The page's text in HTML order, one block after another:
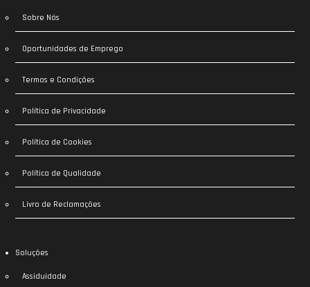
Sobre Nós
Oportunidades de Emprego
Termos e Condições
Política de Privacidade
Política de Cookies
Política de Qualidade
Livro de Reclamações
Soluções
Assiduidade